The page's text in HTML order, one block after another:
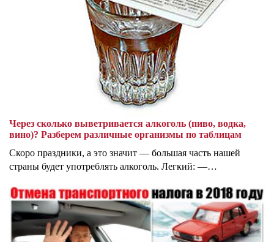
Через сколько выветривается алкоголь (пиво, водка,
вино)? Разберем различные организмы по таблицам
Скоро праздники, а это значит — большая часть нашей
страны будет употреблять алкоголь. Легкий: —…